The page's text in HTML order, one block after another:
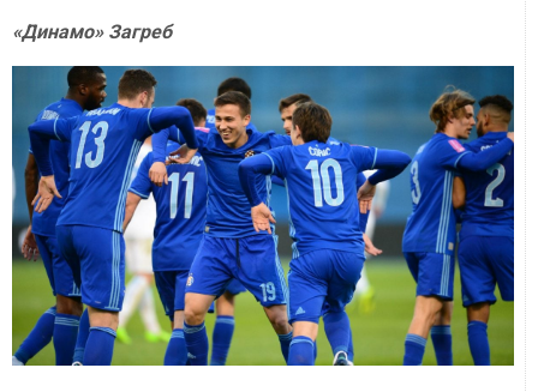
«Динамо» Загреб